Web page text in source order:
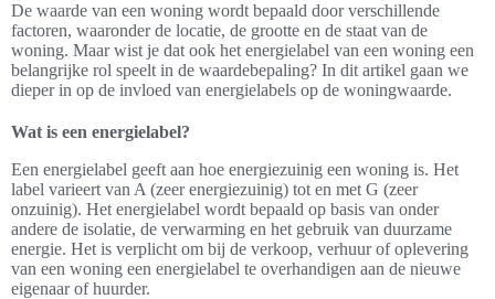
De waarde van een woning wordt bepaald door verschillende
factoren, waaronder de locatie, de grootte en de staat van de
woning. Maar wist je dat ook het energielabel van een woning een
belangrijke rol speelt in de waardebepaling? In dit artikel gaan we
dieper in op de invloed van energielabels op de woningwaarde.
Wat is een energielabel?
Een energielabel geeft aan hoe energiezuinig een woning is. Het
label varieert van A (zeer energiezuinig) tot en met G (zeer
onzuinig). Het energielabel wordt bepaald op basis van onder
andere de isolatie, de verwarming en het gebruik van duurzame
energie. Het is verplicht om bij de verkoop, verhuur of oplevering
van een woning een energielabel te overhandigen aan de nieuwe
eigenaar of huurder.